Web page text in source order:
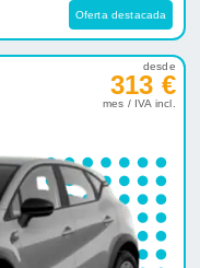
Oferta destacada
desde
313 €
mes / IVA incl.